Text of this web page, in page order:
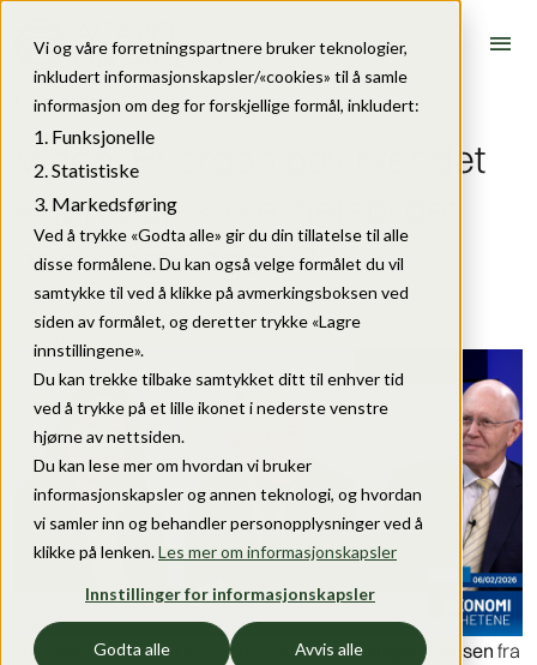
Vi og våre forretningspartnere bruker teknologier,
inkludert informasjonskapsler/«cookies» til å samle
informasjon om deg for forskjellige formål, inkludert:
Funksjonelle
Statistiske
Markedsføring
Ved å trykke «Godta alle» gir du din tillatelse til alle
disse formålene. Du kan også velge formålet du vil
samtykke til ved å klikke på avmerkingsboksen ved
siden av formålet, og deretter trykke «Lagre
innstillingene».
Du kan trekke tilbake samtykket ditt til enhver tid
ved å trykke på et lille ikonet i nederste venstre
hjørne av nettsiden.
Du kan lese mer om hvordan vi bruker
informasjonskapsler og annen teknologi, og hvordan
vi samler inn og behandler personopplysninger ved å
klikke på lenken.Les mer om informasjonskapsler
Innstillinger for informasjonskapsler
Godta alle Avvis alle
menu
Fagartikler
Video: Hvordan påvirker det
skjerpede sikkerhetsbildet
norsk næringsliv?
I dagens intervju på FA TV diskuterteGeir Hågen Karlsen fra